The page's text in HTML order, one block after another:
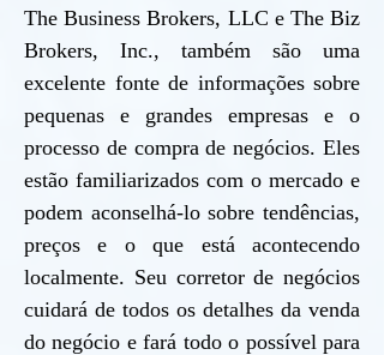
The Business Brokers, LLC e The Biz
Brokers, Inc., também são uma
excelente fonte de informações sobre
pequenas e grandes empresas e o
processo de compra de negócios. Eles
estão familiarizados com o mercado e
podem aconselhá-lo sobre tendências,
preços e o que está acontecendo
localmente. Seu corretor de negócios
cuidará de todos os detalhes da venda
do negócio e fará todo o possível para